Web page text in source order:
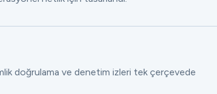
doğrulama ve denetim izleri tek çerçevede